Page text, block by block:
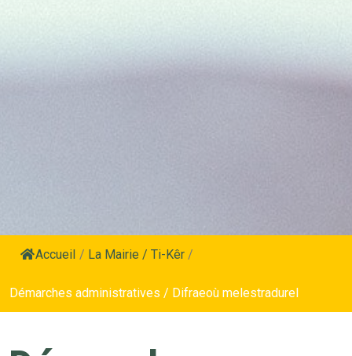
Accueil / La Mairie / Ti-Kêr /
Démarches administratives / Difraeoù melestradurel